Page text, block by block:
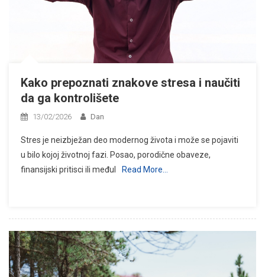
Kako prepoznati znakove stresa i naučiti
da ga kontrolišete
13/02/2026 Dan
Stres je neizbježan deo modernog života i može se pojaviti
u bilo kojoj životnoj fazi. Posao, porodične obaveze,
finansijski pritisci ili međul
Read More…